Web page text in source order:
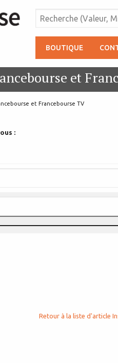
BOUTIQUE
et
et Francebourse TV
:
Retour à la liste d'article